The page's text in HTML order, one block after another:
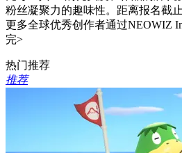
粉丝凝聚力的趣味性。距离报名截
更多全球优秀创作者通过NEOWIZ
完>
热门推荐
推荐